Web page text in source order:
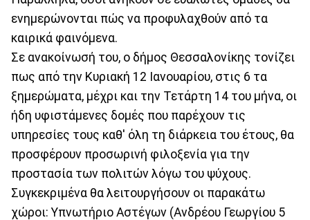
ενημερώνονται πώς να προφυλαχθούν από τα
καιρικά φαινόμενα.
Σε ανακοίνωσή του, ο δήμος Θεσσαλονίκης τονίζει
πως από την Κυριακή 12 Ιανουαρίου, στις 6 τα
ξημερώματα, μέχρι και την Τετάρτη 14 του μήνα, οι
ήδη υφιστάμενες δομές που παρέχουν τις
υπηρεσίες τους καθ' όλη τη διάρκεια του έτους, θα
προσφέρουν προσωρινή φιλοξενία για την
προστασία των πολιτών λόγω του ψύχους.
Συγκεκριμένα θα λειτουργήσουν οι παρακάτω
χώροι: Υπνωτήριο Αστέγων (Ανδρέου Γεωργίου 5